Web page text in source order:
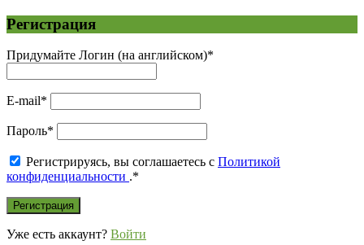
Регистрация
Придумайте Логин (на английском)*
E-mail*
Пароль*
Регистрируясь, вы соглашаетесь с Политикой
конфиденциальности .*
Уже есть аккаунт? Войти